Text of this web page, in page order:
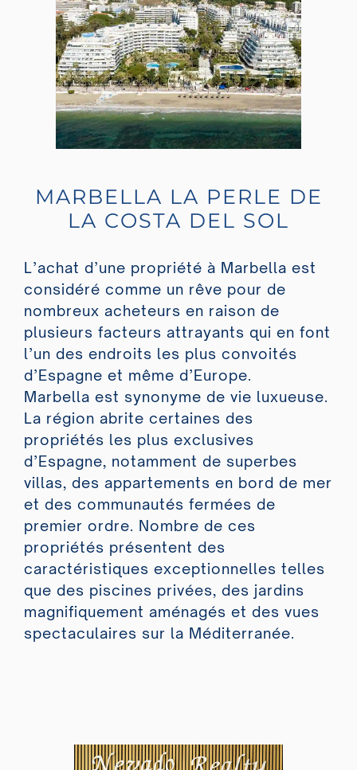
MARBELLA LA PERLE DE
LA COSTA DEL SOL
L’achat d’une propriété à Marbella est
considéré comme un rêve pour de
nombreux acheteurs en raison de
plusieurs facteurs attrayants qui en font
l’un des endroits les plus convoités
d’Espagne et même d’Europe.
Marbella est synonyme de vie luxueuse.
La région abrite certaines des
propriétés les plus exclusives
d’Espagne, notamment de superbes
villas, des appartements en bord de mer
et des communautés fermées de
premier ordre. Nombre de ces
propriétés présentent des
caractéristiques exceptionnelles telles
que des piscines privées, des jardins
magnifiquement aménagés et des vues
spectaculaires sur la Méditerranée.